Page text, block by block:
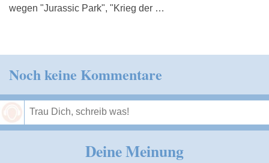
wegen "Jurassic Park", "Krieg der …
Noch keine Kommentare
Deine Meinung